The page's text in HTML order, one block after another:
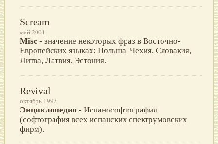
Scream
май 2001
Misc - значение некоторых фраз в Восточно-
Европейских языках: Польша, Чехия, Словакия,
Литва, Латвия, Эстония.
Revival
октябрь 1997
Энциклопедия - Испанософтография
(софтография всех испанских спектрумовских
фирм).